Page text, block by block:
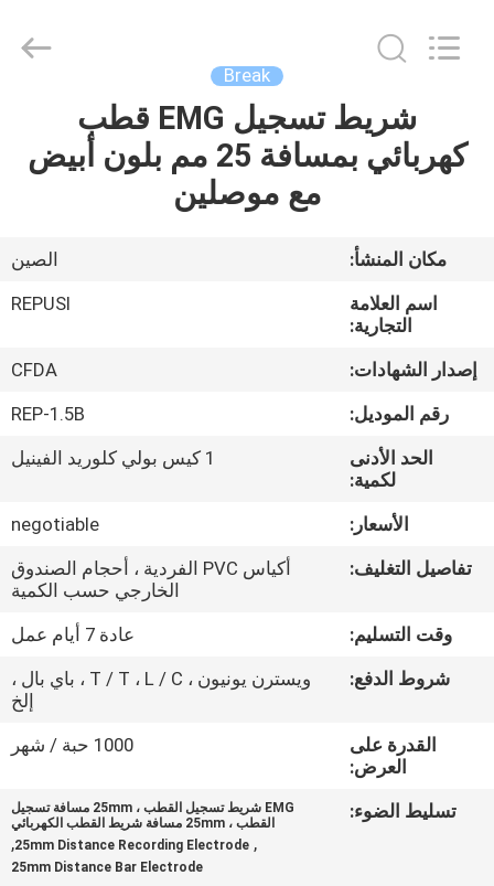
بيت
معلومات
جولة
مراقبة
الجودة
اتصل
Electronics
Co.,Ltd..
Break
شريط تسجيل EMG قطب
كهربائي بمسافة 25 مم بلون أبيض
مع موصلين
مكان المنشأ:
الصين
اسم العلامة
التجارية:
REPUSI
إصدار الشهادات:
CFDA
رقم الموديل:
REP-1.5B
الحد الأدنى
لكمية:
1 كيس بولي كلوريد الفينيل
الأسعار:
negotiable
تفاصيل التغليف:
أكياس PVC الفردية ، أحجام الصندوق
الخارجي حسب الكمية
وقت التسليم:
عادة 7 أيام عمل
شروط الدفع:
ويسترن يونيون ، T / T ، L / C ، باي بال ،
إلخ
القدرة على
العرض:
1000 حبة / شهر
تسليط الضوء:
EMG شريط تسجيل القطب ، 25mm مسافة تسجيل
القطب ، 25mm مسافة شريط القطب الكهربائي
,
25mm Distance Recording Electrode
,
25mm Distance Bar Electrode